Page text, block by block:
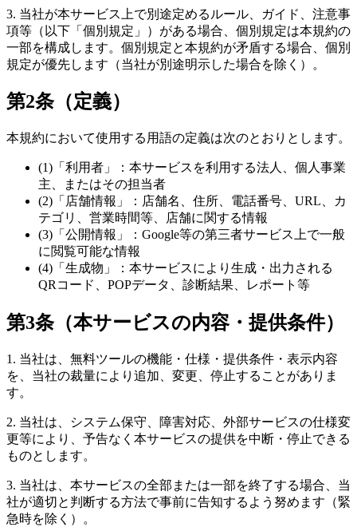
3. 当社が本サービス上で別途定めるルール、ガイド、注意事
項等（以下「個別規定」）がある場合、個別規定は本規約の
一部を構成します。個別規定と本規約が矛盾する場合、個別
規定が優先します（当社が別途明示した場合を除く）。
第2条（定義）
本規約において使用する用語の定義は次のとおりとします。
(1)「利用者」：本サービスを利用する法人、個人事業
主、またはその担当者
(2)「店舗情報」：店舗名、住所、電話番号、URL、カ
テゴリ、営業時間等、店舗に関する情報
(3)「公開情報」：Google等の第三者サービス上で一般
に閲覧可能な情報
(4)「生成物」：本サービスにより生成・出力される
QRコード、POPデータ、診断結果、レポート等
第3条（本サービスの内容・提供条件）
1. 当社は、無料ツールの機能・仕様・提供条件・表示内容
を、当社の裁量により追加、変更、停止することがありま
す。
2. 当社は、システム保守、障害対応、外部サービスの仕様変
更等により、予告なく本サービスの提供を中断・停止できる
ものとします。
3. 当社は、本サービスの全部または一部を終了する場合、当
社が適切と判断する方法で事前に告知するよう努めます（緊
急時を除く）。